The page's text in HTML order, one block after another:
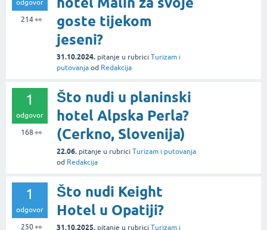
odgovor
214👀
goste tijekom
jeseni?
31.10.2024. pitanje u rubrici Turizam i
putovanja od Redakcija
1
odgovor
168 👀
Što nudi u planinski
hotel Alpska Perla?
(Cerkno, Slovenija)
22.06. pitanje u rubrici Turizam i putovanja
od Redakcija
1
odgovor
250👀
Što nudi Keight
Hotel u Opatiji?
31.10.2025. pitanje u rubrici Turizam i